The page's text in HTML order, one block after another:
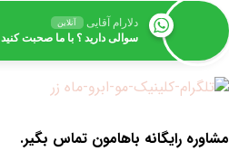
دلارام آقایی آنلاین
سوالی دارید ؟ با ما صحبت کنید
مشاوره رایگانه باهامون تماس بگیر.